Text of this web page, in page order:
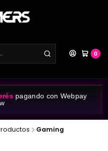
0
pagando con Webpay
Gaming